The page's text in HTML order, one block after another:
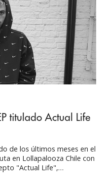
titulado Actual Life
de los últimos meses en el
en Lollapalooza Chile con
"Actual Life",
el pop, el downtempo,